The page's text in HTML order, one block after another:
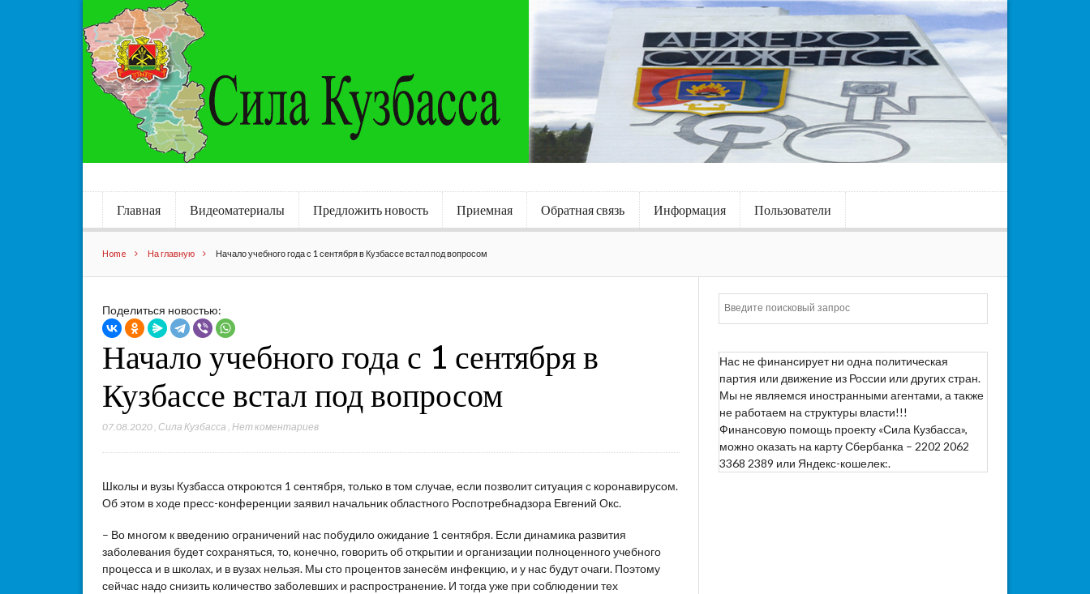
Главная Видеоматериалы Предложить новость Приемная Обратная связь Информация Пользователи
Home На главную Начало учебного года с 1 сентября в Кузбассе встал под вопросом
Поделиться новостью:
Начало учебного года с 1 сентября в
Кузбассе встал под вопросом
07.08.2020 Сила Кузбасса ,Нет коментариев
Школы и вузы Кузбасса откроются 1 сентября, только в том случае, если позволит ситуация с коронавирусом.
Об этом в ходе пресс-конференции заявил начальник областного Роспотребнадзора Евгений Окс.
– Во многом к введению ограничений нас побудило ожидание 1 сентября. Если динамика развития
заболевания будет сохраняться, то, конечно, говорить об открытии и организации полноценного учебного
процесса и в школах, и в вузах нельзя. Мы сто процентов занесём инфекцию, и у нас будут очаги. Поэтому
сейчас надо снизить количество заболевших и распространение. И тогда уже при соблюдении тех
Нас не финансирует ни одна политическая
партия или движение из России или других стран.
Мы не являемся иностранными агентами, а также
не работаем на структуры власти!!!
Финансовую помощь проекту «Сила Кузбасса»,
можно оказать на карту Сбербанка – 2202 2062
3368 2389 или Яндекс-кошелек:.